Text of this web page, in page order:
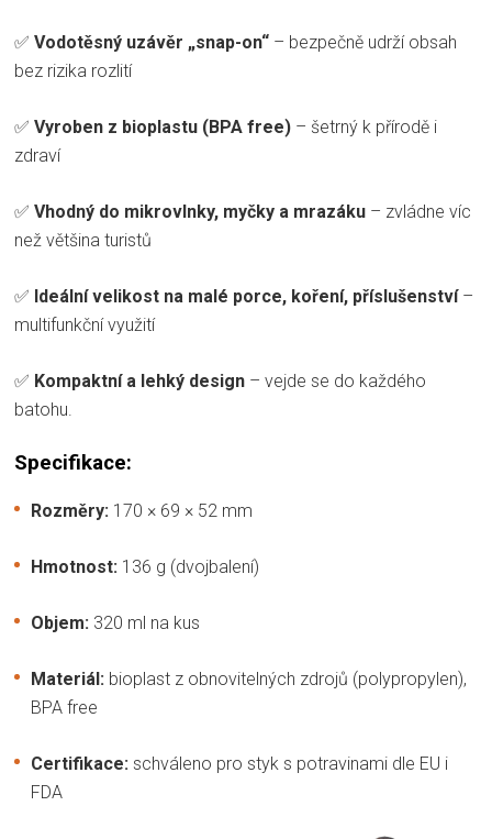
✅ Vodotěsný uzávěr „snap-on“ – bezpečně udrží obsah
bez rizika rozlití
✅ Vyroben z bioplastu (BPA free) – šetrný k přírodě i
zdraví
✅ Vhodný do mikrovlnky, myčky a mrazáku – zvládne víc
než většina turistů
✅ Ideální velikost na malé porce, koření, příslušenství–
multifunkční využití
✅ Kompaktní a lehký design – vejde se do každého
batohu.
Specifikace:
Rozměry: 170 × 69 × 52 mm
Hmotnost: 136 g (dvojbalení)
Objem: 320 ml na kus
Materiál: bioplast z obnovitelných zdrojů (polypropylen),
BPA free
Certifikace: schváleno pro styk s potravinami dle EU i
FDA